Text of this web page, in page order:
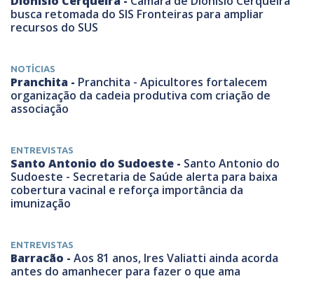
busca retomada do SIS Fronteiras para ampliar
recursos do SUS
NOTÍCIAS
Pranchita - Pranchita - Apicultores fortalecem
organização da cadeia produtiva com criação de
associação
ENTREVISTAS
Santo Antonio do Sudoeste - Santo Antonio do
Sudoeste - Secretaria de Saúde alerta para baixa
cobertura vacinal e reforça importância da
imunização
ENTREVISTAS
Barracão - Aos 81 anos, Ires Valiatti ainda acorda
antes do amanhecer para fazer o que ama